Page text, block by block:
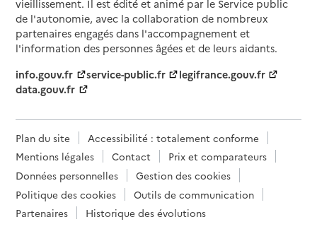
vieillissement. Il est édité et animé par le Service public
de l'autonomie, avec la collaboration de nombreux
partenaires engagés dans l'accompagnement et
l'information des personnes âgées et de leurs aidants.
info.gouv.fr
service-public.fr
legifrance.gouv.fr
data.gouv.fr
Plan du site
Accessibilité : totalement conforme
Mentions légales
Contact
Prix et comparateurs
Données personnelles
Gestion des cookies
Politique des cookies
Outils de communication
Partenaires
Historique des évolutions